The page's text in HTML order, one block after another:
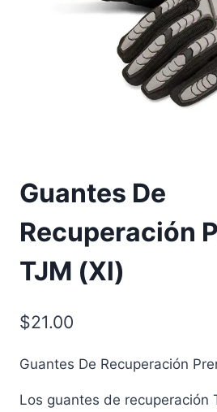
Guantes De
Recuperación
TJM (Xl)
$21.00
Guantes De Recuperación
Los guantes de recuperación